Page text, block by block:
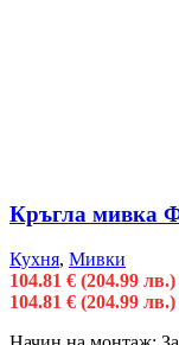
Кръгла мивка
Кухня, Мивки
104.81 € (204.99 лв.)
104.81 € (204.99